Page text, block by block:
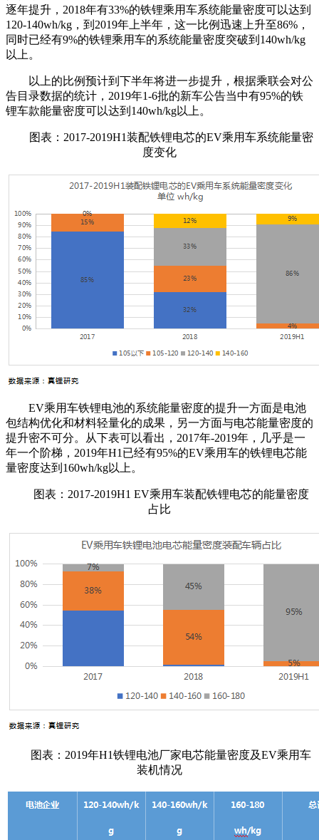
逐年提升，2018年有33%的铁锂乘用车系统能量密度可以达到
120-140wh/kg，到2019年上半年，这一比例迅速上升至86%，
同时已经有9%的铁锂乘用车的系统能量密度突破到140wh/kg
以上。
以上的比例预计到下半年将进一步提升，根据乘联会对公
告目录数据的统计，2019年1-6批的新车公告当中有95%的铁
锂车款能量密度可以达到140wh/kg以上。
图表：2017-2019H1装配铁锂电芯的EV乘用车系统能量密
度变化
EV乘用车铁锂电池的系统能量密度的提升一方面是电池
包结构优化和材料轻量化的成果，另一方面与电芯能量密度的
提升密不可分。从下表可以看出，2017年-2019年，几乎是一
年一个阶梯，2019年H1已经有95%的EV乘用车的铁锂电芯能
量密度达到160wh/kg以上。
图表：2017-2019H1 EV乘用车装配铁锂电芯的能量密度
占比
图表：2019年H1铁锂电池厂家电芯能量密度及EV乘用车
装机情况